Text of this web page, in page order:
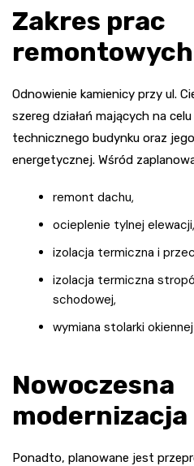
Zakres prac
remontowych
Odnowienie kamienicy przy ul.
szereg działań mających na
technicznego budynku oraz
energetycznej. Wśród
remont dachu,
ocieplenie tylnej elewacji,
izolacja termiczna i
izolacja termiczna
schodowej,
wymiana stolarki
Nowoczesna
Ponadto, planowane jest